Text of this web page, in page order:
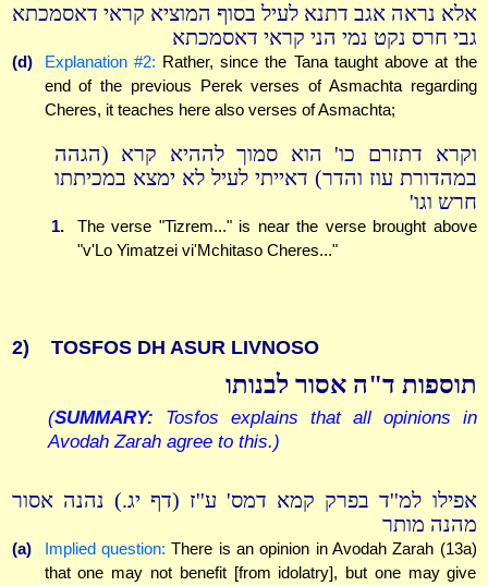
אלא נראה אגב דתנא לעיל בסוף המוציא קראי דאסמכתא
גבי חרס נקט נמי הני קראי דאסמכתא
(d) Explanation #2: Rather, since the Tana taught above at the
end of the previous Perek verses of Asmachta regarding
Cheres, it teaches here also verses of Asmachta;
וקרא דתזרם כו' הוא סמוך לההיא קרא (הגהה
במהדורת עוז והדר) דאייתי לעיל לא ימצא במכיתתו
חרש וגו'
1.
The verse "Tizrem..." is near the verse brought above
"v'Lo Yimatzei vi'Mchitaso Cheres..."
2) TOSFOS DH ASUR LIVNOSO
תוספות ד"ה אסור לבנותו
(SUMMARY: Tosfos explains that all opinions in
Avodah Zarah agree to this.)
אפילו למ''ד בפרק קמא דמס' ע''ז (דף יג.) נהנה אסור
מהנה מותר
(a) Implied question: There is an opinion in Avodah Zarah (13a)
that one may not benefit [from idolatry], but one may give